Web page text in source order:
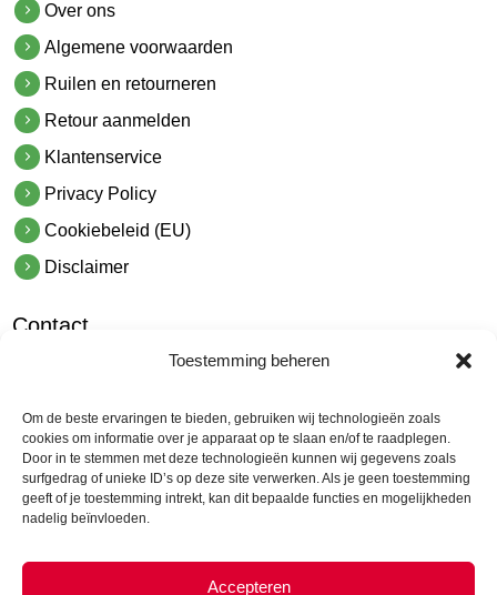
Toestemming beheren
Om de beste ervaringen te bieden, gebruiken wij technologieën zoals
cookies om informatie over je apparaat op te slaan en/of te raadplegen.
Door in te stemmen met deze technologieën kunnen wij gegevens zoals
surfgedrag of unieke ID’s op deze site verwerken. Als je geen toestemming
geeft of je toestemming intrekt, kan dit bepaalde functies en mogelijkheden
nadelig beïnvloeden.
Accepteren
Over ons
Algemene voorwaarden
Ruilen en retourneren
Retour aanmelden
Klantenservice
Privacy Policy
Cookiebeleid (EU)
Disclaimer
Contact
t.0228 53 00 40
e.info@hetindustriehuis.com
KVK 51483904
BTW NL850044522B01